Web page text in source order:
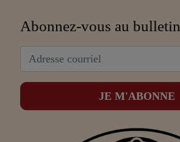
Abonnez-vous au bulletin